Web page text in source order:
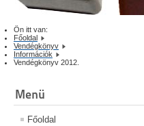
Ön itt van:
Főoldal
Vendégkönyv
Információk
Vendégkönyv 2012.
Menü
Főoldal